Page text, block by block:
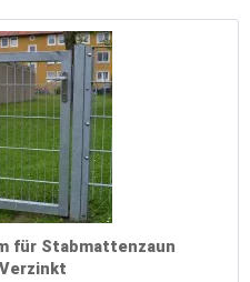
für Stabmattenzaun